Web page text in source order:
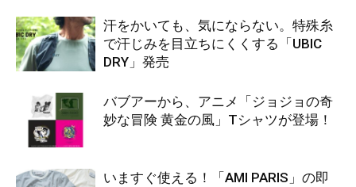
汗をかいても、気にならない。特殊糸
で汗じみを目立ちにくくする「UBIC
DRY」発売
バブアーから、アニメ「ジョジョの奇
妙な冒険 黄金の風」Tシャツが登場！
いますぐ使える！「AMI PARIS」の即